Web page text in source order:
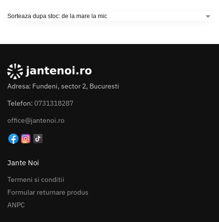
Adresa: Fundeni, sector 2, Bucuresti
Telefon: 0731318287
office@jantenoi.ro
Jante Noi
Termeni si conditii
Formular returnare produs
ANPC